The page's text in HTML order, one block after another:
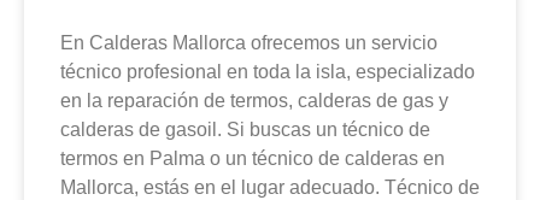
En Calderas Mallorca ofrecemos un servicio
técnico profesional en toda la isla, especializado
en la reparación de termos, calderas de gas y
calderas de gasoil. Si buscas un técnico de
termos en Palma o un técnico de calderas en
Mallorca, estás en el lugar adecuado. Técnico de